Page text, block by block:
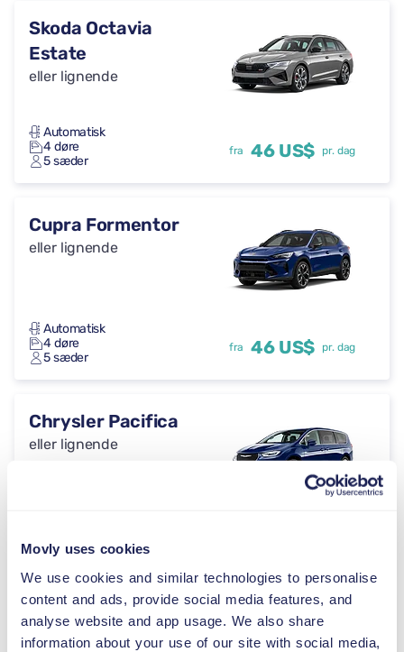
Movly uses cookies
We use cookies and similar technologies to personalise
content and ads, provide social media features, and
analyse website and app usage. We also share
information about your use of our site with social media,
Skoda Octavia
Estate
eller lignende
Automatisk
4 døre
5 sæder
fra 46 US$ pr. dag
Cupra Formentor
eller lignende
Automatisk
4 døre
5 sæder
fra 46 US$ pr. dag
Chrysler Pacifica
eller lignende
8 sæder
Volkswagen
Multivan